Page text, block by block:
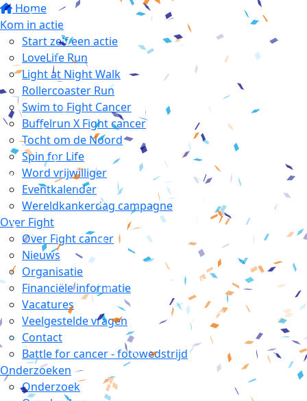
Home
Kom in actie
Start zelf een actie
LoveLife Run
Light at Night Walk
Rollercoaster Run
Swim to Fight Cancer
Buffelrun X Fight cancer
Tocht om de Noord
Spin for Life
Word vrijwilliger
Eventkalender
Wereldkankerdag campagne
Over Fight
Over Fight cancer
Nieuws
Organisatie
Financiële informatie
Vacatures
Veelgestelde vragen
Contact
Battle for cancer - fotowedstrijd
Onderzoeken
Onderzoek